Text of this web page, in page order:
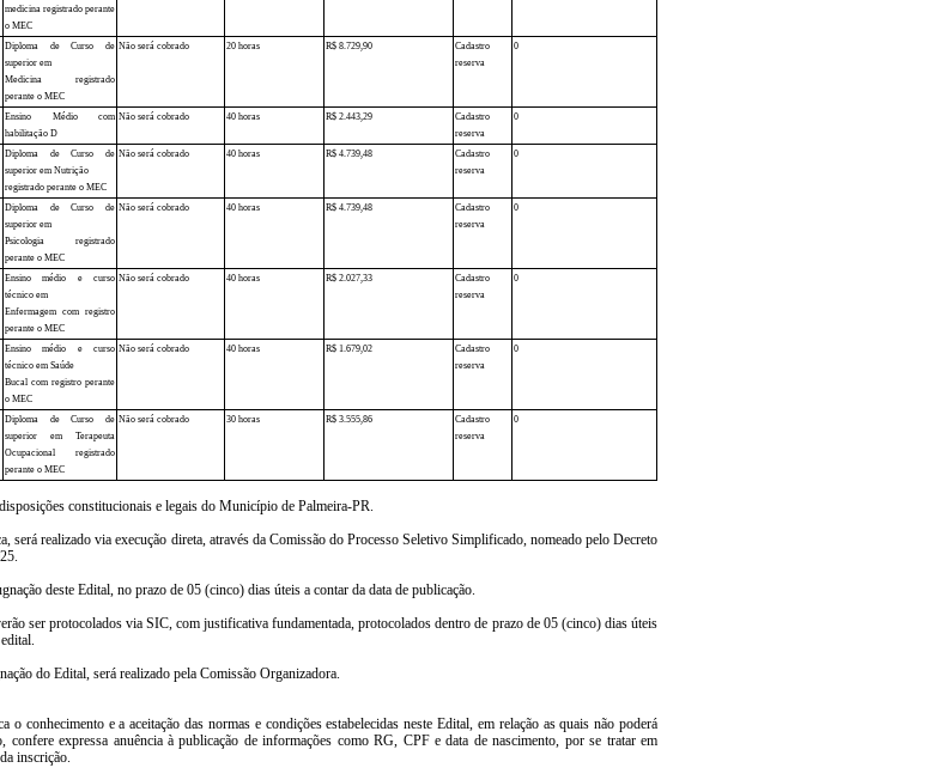
medicina registrado perante
o MEC
Diploma de Curso de
superior em
Medicina registrado
perante o MEC
Não será cobrado 20 horas R$ 8.729,90
Cadastro
reserva
0
Ensino Médio com
habilitação D
Não será cobrado 40 horas R$ 2.443,29
Cadastro
reserva
0
Diploma de Curso de
superior em Nutrição
registrado perante o MEC
Não será cobrado 40 horas R$ 4.739,48
Cadastro
reserva
0
Diploma de Curso de
superior em
Psicologia registrado
perante o MEC
Não será cobrado 40 horas R$ 4.739,48
Cadastro
reserva
0
Ensino médio e curso
técnico em
Enfermagem com registro
perante o MEC
Não será cobrado 40 horas R$ 2.027,33
Cadastro
reserva
0
Ensino médio e curso
técnico em Saúde
Bucal com registro perante
o MEC
Não será cobrado 40 horas R$ 1.679,02
Cadastro
reserva
0
Diploma de Curso de
superior em Terapeuta
Ocupacional registrado
perante o MEC
Não será cobrado 30 horas R$ 3.555,86
Cadastro
reserva
0
constitucionais e legais do Município de Palmeira-PR.
será realizado via execução direta, através da Comissão do Processo Seletivo Simplificado, nomeado pelo Decreto
deste Edital, no prazo de 05 (cinco) dias úteis a contar da data de publicação.
ser protocolados via SIC, com justificativa fundamentada, protocolados dentro de prazo de 05 (cinco) dias úteis
do Edital, será realizado pela Comissão Organizadora.
o conhecimento e a aceitação das normas e condições estabelecidas neste Edital, em relação as quais não poderá
confere expressa anuência à publicação de informações como RG, CPF e data de nascimento, por se tratar em
inscrição.